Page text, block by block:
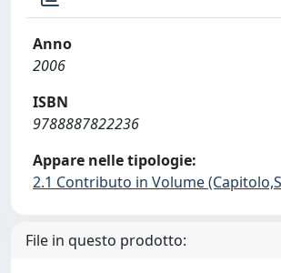
Anno
2006
ISBN
9788887822236
Appare nelle tipologie:
2.1 Contributo in Volume
File in questo prodotto: